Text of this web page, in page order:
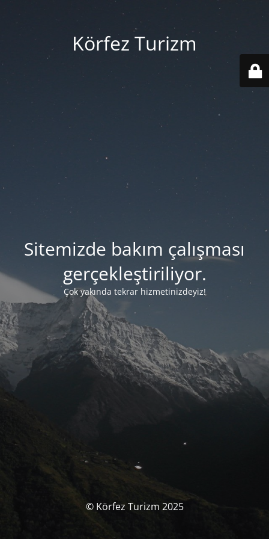
Körfez Turizm
Sitemizde bakım çalışması
gerçekleştiriliyor.
Çok yakında tekrar hizmetinizdeyiz!
© Körfez Turizm 2025